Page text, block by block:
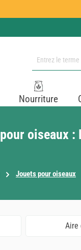
Nourriture
oiseaux
Jouets pour oiseaux
Aire